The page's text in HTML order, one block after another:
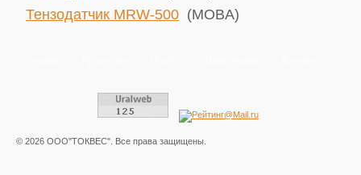
Тензодатчик MRW-500 (MOBA)
© 2026 ООО"ТОКВЕС". Все права защищены.